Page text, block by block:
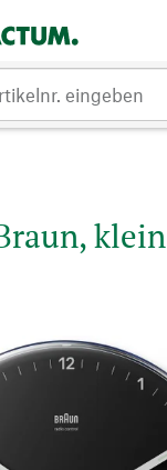
klein